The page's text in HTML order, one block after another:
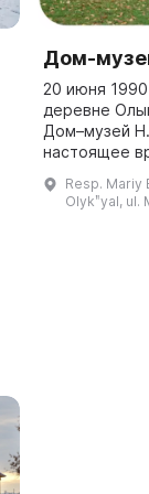
Дом-
20 июня
деревне
Дом–музей
настоящее
предмета
Resp. Mariy
Olykʺyal, ul.